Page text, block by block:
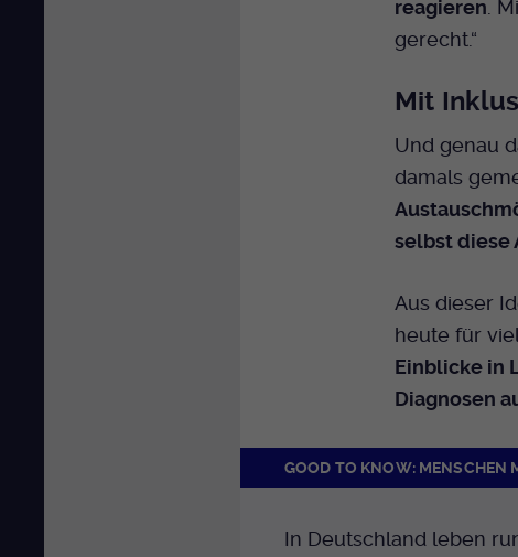
reagieren .
gerecht.“
Mit
Und genau
damals
selbst diese
Aus dieser
heute für
Einblicke in
Diagnosen
GOOD TO KNOW: MENSCHEN
In Deutschland leben